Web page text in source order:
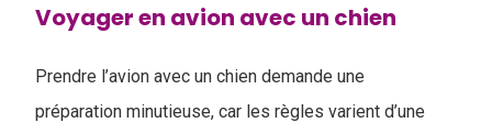
Voyager en avion avec un chien
Prendre l’avion avec un chien demande une
préparation minutieuse, car les règles varient d’une